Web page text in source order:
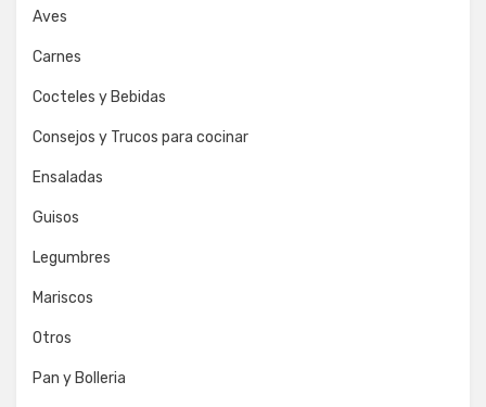
Aves
Carnes
Cocteles y Bebidas
Consejos y Trucos para cocinar
Ensaladas
Guisos
Legumbres
Mariscos
Otros
Pan y Bolleria